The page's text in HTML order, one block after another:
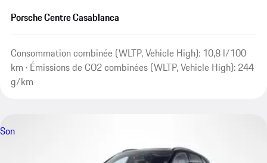
Porsche Centre Casablanca
Consommation combinée (WLTP, Vehicle High): 10,8 l/100
km · Émissions de CO2 combinées (WLTP, Vehicle High): 244
g/km
Son